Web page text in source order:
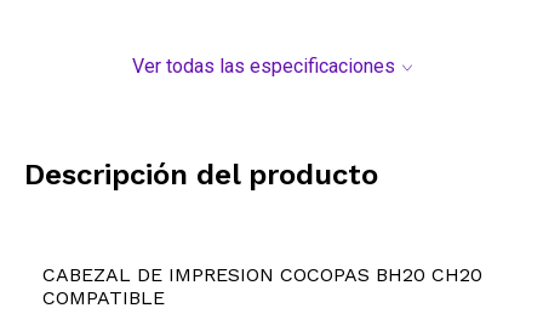
Ver todas las especificaciones
Descripción del producto
CABEZAL DE IMPRESION COCOPAS BH20 CH20
COMPATIBLE